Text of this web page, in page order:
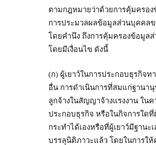
ตามกฎหมายว่าด้วยการคุ้มครอ
การประมวลผลข้อมูลส่วนบุคคล
โดยคำนึง ถึงการคุ้มครองข้อมูล
โดยมีเงื่อนไข ดังนี้
(ก) ผู้เยาว์ในการประกอบธุรกิจท
อื่น การดำเนินการที่สมแก่ฐานา
ลูกจ้างในสัญญาจ้างแรงงาน ใน
ประกอบธุรกิจ หรือในกิจการใดที่
กระทำได้เองหรือที่ผู้เยาว์มีฐาน
บรรลุนิติภาวะแล้ว โดยในการใ